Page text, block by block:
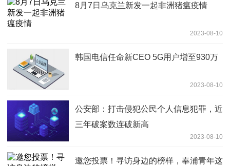
8月7日乌克兰新发一起非洲猪瘟疫情
2023-08-10
韩国电信任命新CEO 5G用户增至930万
2023-08-10
公安部：打击侵犯公民个人信息犯罪，近
三年破案数连破新高
2023-08-10
邀您投票！寻访身边的榜样，奉浦青年这